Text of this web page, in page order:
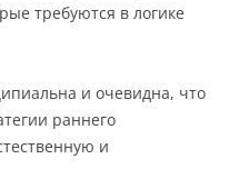
требуются в логике
и очевидна, что
раннего
и